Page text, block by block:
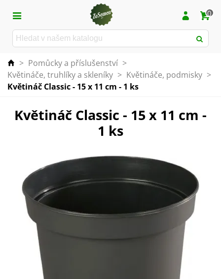
0
> Pomůcky a příslušenství >
Květináče, truhlíky a skleníky > Květináče, podmisky >
Květináč Classic - 15 x 11 cm - 1 ks
Květináč Classic - 15 x 11 cm -
1 ks